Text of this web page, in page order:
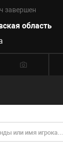
завершен
область